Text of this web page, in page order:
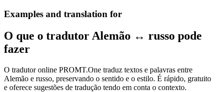
Examples and translation for
O que o tradutor Alemão ↔ russo pode
fazer
O tradutor online PROMT.One traduz textos e palavras entre
Alemão e russo, preservando o sentido e o estilo. É rápido, gratuito
e oferece sugestões de tradução tendo em conta o contexto.